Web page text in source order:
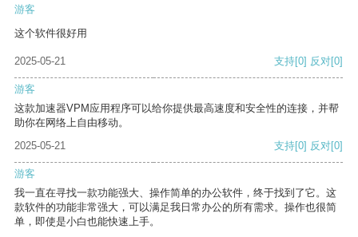
游客
这个软件很好用
2025-05-21 支持[0] 反对[0]
游客
这款加速器VPM应用程序可以给你提供最高速度和安全性的连接，并帮
助你在网络上自由移动。
2025-05-21
支持[0] 反对[0]
游客
我一直在寻找一款功能强大、操作简单的办公软件，终于找到了它。这
款软件的功能非常强大，可以满足我日常办公的所有需求。操作也很简
单，即使是小白也能快速上手。